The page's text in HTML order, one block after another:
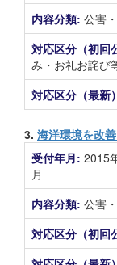
内容分類: 公害
対応区分（初回
み・お礼お詫び
対応区分（最新
3. 海洋環境を改
受付年月: 2015
月
内容分類: 公害
対応区分（初回